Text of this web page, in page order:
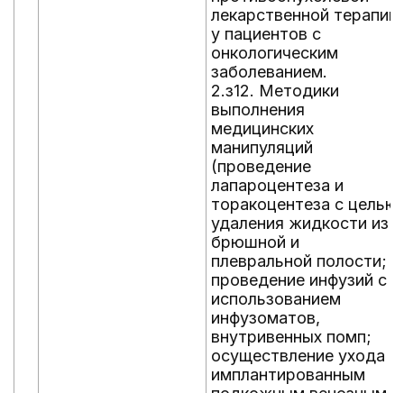
лекарственной терапии
у пациентов с
онкологическим
заболеванием.
2.з12. Методики
выполнения
медицинских
манипуляций
(проведение
лапароцентеза и
торакоцентеза с целью
удаления жидкости из
брюшной и
плевральной полости;
проведение инфузий с
использованием
инфузоматов,
внутривенных помп;
осуществление ухода
имплантированным